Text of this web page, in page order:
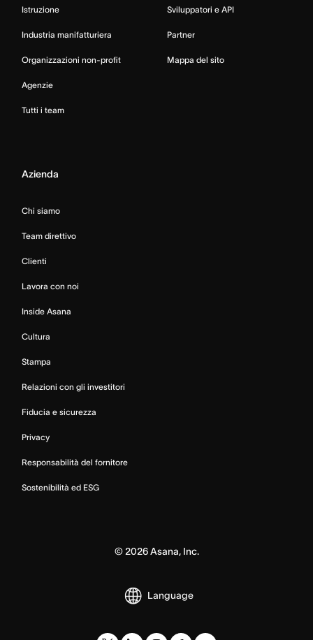
Istruzione
Industria manifatturiera
Organizzazioni non-profit
Agenzie
Tutti i team
Sviluppatori e API
Partner
Mappa del sito
Azienda
Chi siamo
Team direttivo
Clienti
Lavora con noi
Inside Asana
Cultura
Stampa
Relazioni con gli investitori
Fiducia e sicurezza
Privacy
Responsabilità del fornitore
Sostenibilità ed ESG
© 2026Asana, Inc.
Language